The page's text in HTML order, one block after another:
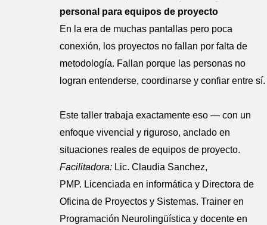
personal para equipos de proyecto
En la era de muchas pantallas pero poca
conexión, los proyectos no fallan por falta de
metodología. Fallan porque las personas no
logran entenderse, coordinarse y confiar entre sí.
Este taller trabaja exactamente eso — con un
enfoque vivencial y riguroso, anclado en
situaciones reales de equipos de proyecto.
Facilitadora: Lic. Claudia Sanchez,
PMP. Licenciada en informática y Directora de
Oficina de Proyectos y Sistemas. Trainer en
Programación Neurolingüística y docente en